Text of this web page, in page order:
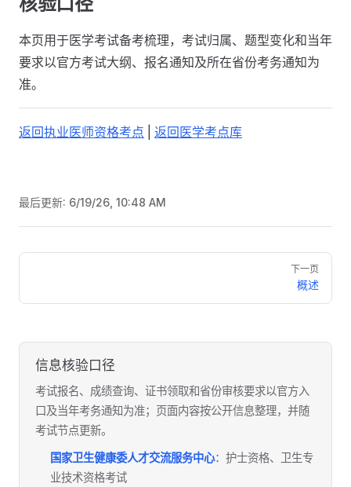
本页用于医学考试备考梳理，考试归属、题型变化和当年
要求以官方考试大纲、报名通知及所在省份考务通知为
准。
返回执业医师资格考点 返回医学考点库
最后更新: 6/19/26, 10:48 AM
Pager
下一页
概述
信息核验口径
考试报名、成绩查询、证书领取和省份审核要求以官方入
口及当年考务通知为准；页面内容按公开信息整理，并随
考试节点更新。
国家卫生健康委人才交流服务中心：护士资格、卫生专
业技术资格考试